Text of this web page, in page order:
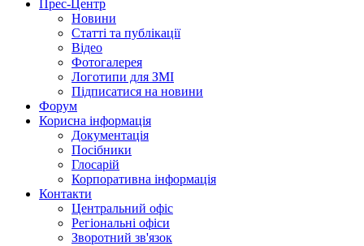
Прес-Центр
Новини
Статті та публікації
Відео
Фотогалерея
Логотипи для ЗМІ
Підписатися на новини
Форум
Корисна інформація
Документація
Посібники
Глосарій
Корпоративна інформація
Контакти
Центральний офіс
Регіональні офіси
Зворотний зв'язок